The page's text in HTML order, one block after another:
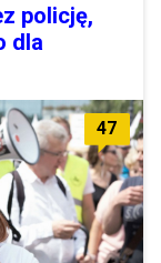
policję,
dla
47